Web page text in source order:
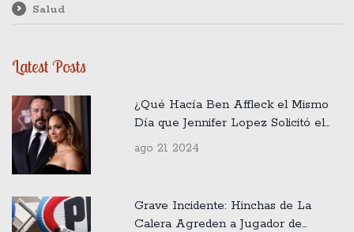
Salud
Latest Posts
¿Qué Hacía Ben Affleck el Mismo
Día que Jennifer Lopez Solicitó el
Divorcio?
ago 21 2024
Grave Incidente: Hinchas de La
Calera Agreden a Jugador de